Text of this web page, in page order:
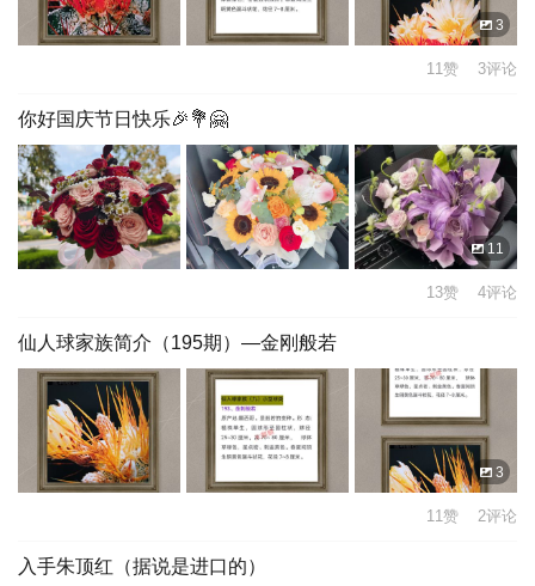
3
11赞 3评论
你好国庆节日快乐🎉💐🤗
11
13赞 4评论
仙人球家族简介（195期）—金刚般若
3
11赞 2评论
入手朱顶红（据说是进口的）